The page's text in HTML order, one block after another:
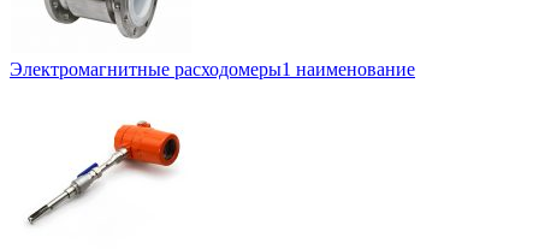
Электромагнитные расходомеры1 наименование